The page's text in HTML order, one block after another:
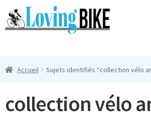
Aller
à
la
Aller
au
contenu
Manches Courtes
Manches Longues
Accueil Sujets identifiés “collection vélo
collection vélo